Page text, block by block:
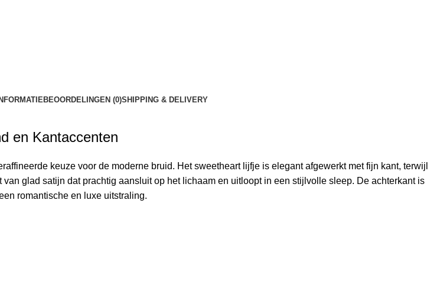
BEOORDELINGEN (0)SHIPPING & DELIVERY
en Kantaccenten
keuze voor de moderne bruid. Het sweetheart lijfje is elegant afgewerkt met fijn kant, terwijl
glad satijn dat prachtig aansluit op het lichaam en uitloopt in een stijlvolle sleep. De achterkant is
romantische en luxe uitstraling.